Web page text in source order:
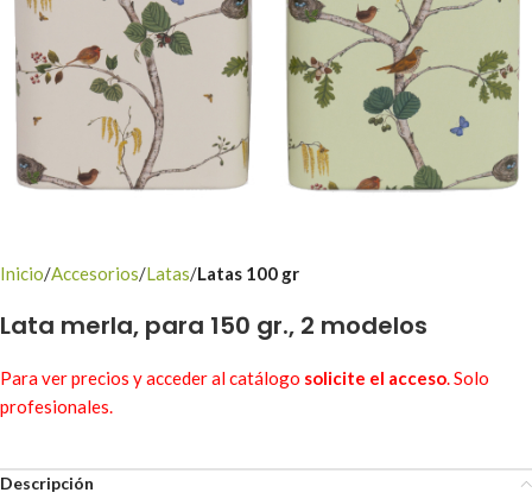
Inicio Accesorios Latas Latas 100 gr
Lata merla, para 150 gr., 2 modelos
Para ver precios y acceder al catálogo solicite el acceso. Solo
profesionales.
Descripción